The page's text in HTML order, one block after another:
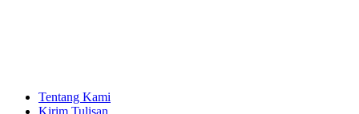
Tentang Kami
Kirim Tulisan